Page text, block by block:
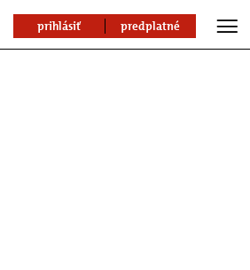
prihlásiť predplatné